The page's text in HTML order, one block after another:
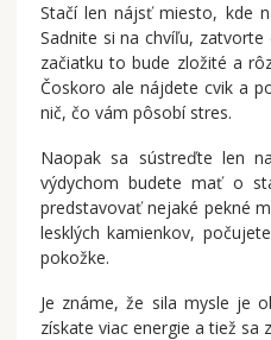
Stačí len nájsť miesto, kde
Sadnite si na chvíľu,
začiatku to bude zložité a
Čoskoro ale nájdete cvik a
nič, čo vám pôsobí stres.
Naopak sa sústreďte len
výdychom budete mať o
predstavovať nejaké pekné
lesklých kamienkov,
pokožke.
Je známe, že sila mysle je
získate viac energie a tiež sa